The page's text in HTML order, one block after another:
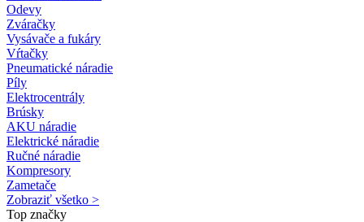
Odevy
Zváračky
Vysávače a fukáry
Vŕtačky
Pneumatické náradie
Píly
Elektrocentrály
Brúsky
AKU náradie
Elektrické náradie
Ručné náradie
Kompresory
Zametače
Zobraziť všetko >
Top značky